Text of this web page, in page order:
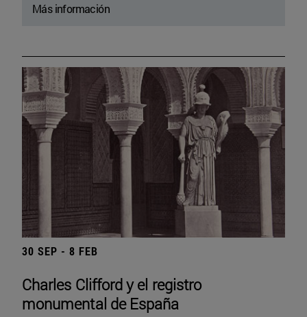
Más información
30 SEP - 8 FEB
Charles Clifford y el registro
monumental de España